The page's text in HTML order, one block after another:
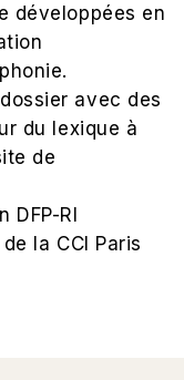
développées en
avec des
du lexique à
de
DFP-RI
la CCI Paris